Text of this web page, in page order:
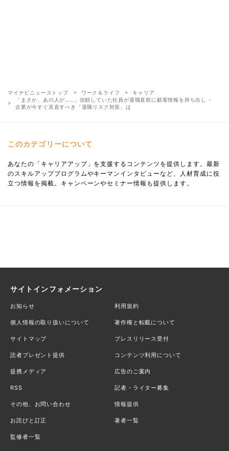
マイナビニューストップ ワーク＆ライフ
キャリア
「まさか、あの人が……」信頼していた社員が退職直前に顧客情報を持ち出し -
企業が今すぐ見直すべき「退職リスク対策」は
このカテゴリーについて
あなたの「キャリアアップ」を支援するコンテンツを提供します。最新
のスキルアッププログラムやキーマンインタビューなど、人材育成に役
立つ情報を掲載。キャンペーンやセミナー情報も提供します。
サイトインフォメーション
お知らせ 利用規約
個人情報の取り扱いについて 著作権と転載について
サイトマップ プレスリリース受付
読者プレゼント提供 コンテンツ利用について
提携メディア 広告のご案内
RSS 記者・ライター募集
その他、お問い合わせ 情報提供
お詫びと訂正 著者一覧
監修者一覧